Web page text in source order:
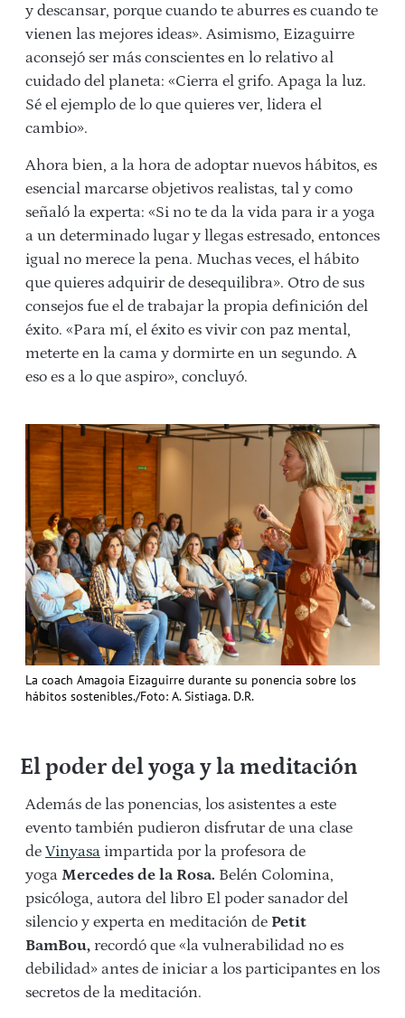
y descansar, porque cuando te aburres es cuando te
vienen las mejores ideas». Asimismo, Eizaguirre
aconsejó ser más conscientes en lo relativo al
cuidado del planeta: «Cierra el grifo. Apaga la luz.
Sé el ejemplo de lo que quieres ver, lidera el
cambio».
Ahora bien, a la hora de adoptar nuevos hábitos, es
esencial marcarse objetivos realistas, tal y como
señaló la experta: «Si no te da la vida para ir a yoga
a un determinado lugar y llegas estresado, entonces
igual no merece la pena. Muchas veces, el hábito
que quieres adquirir de desequilibra». Otro de sus
consejos fue el de trabajar la propia definición del
éxito. «Para mí, el éxito es vivir con paz mental,
meterte en la cama y dormirte en un segundo. A
eso es a lo que aspiro», concluyó.
La coach Amagoia Eizaguirre durante su ponencia sobre los
hábitos sostenibles./Foto: A. Sistiaga. D.R.
El poder del yoga y la meditación
Además de las ponencias, los asistentes a este
evento también pudieron disfrutar de una clase
de Vinyasa impartida por la profesora de
yoga Mercedes de la Rosa. Belén Colomina,
psicóloga, autora del libro El poder sanador del
silencio y experta en meditación de Petit
BamBou, recordó que «la vulnerabilidad no es
debilidad» antes de iniciar a los participantes en los
secretos de la meditación.